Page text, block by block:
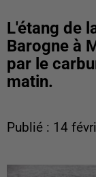
L'étang de
Barogne à
par le
matin.
Publié : 14